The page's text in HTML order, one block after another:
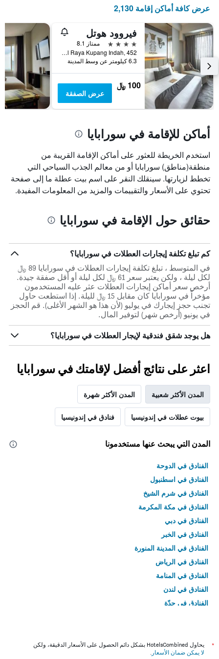
الذي
أيام
الأسبوع.
يتضمن
المخطط
التالي
1
محور
Y
الذي
سعر
غرفة
عرض كافة أماكن إقامة 2,130
فيروود هوتل
4 نجوم
ممتاز 8.1
Jl Raya Kupang Indah, 452, سورابايا, إندونيسيا
6.3 كيلومتر عن وسط المدينة
100 ﷼
عرض الصفقة
أماكن للإقامة في سورابايا
استخدم الخريطة للعثور على أماكن الإقامة القريبة من
منطقة(مناطق) سورابايا أو من معالم الجذب السياحي التي
تخطط لزيارتها. سينقلك النقر على اسم بيت عطلة ما إلى صفحة
تحتوي على الأسعار والتقييمات والمزيد من المعلومات المفيدة.
حقائق حول الإقامة في سورابايا
كم تبلغ تكلفة إيجارات العطلات في سورابايا؟
في المتوسط ، تبلغ تكلفة إيجارات العطلات في سورابايا 89 ﷼
لكل ليلة ، ولكن يعتبر سعر 61 ﷼ لكل ليلة أو أقل صفقة جيدة.
أرخص سعر أماكن إيجارات العطلات عثر عليه المستخدمون
مؤخراً في سورابايا كان مقابل 15 ﷼ لليلة. إذا استطعت حاول
تجنب حجز إيجارك في يوليو (لأن هذا هو الشهر الأغلى). قم الحجز
في يونيو (أرخص شهر) لتوفير المال.
هل يوجد شقق فندقية لإيجار العطلات في سورابايا؟
اعثر على نتائج أفضل لإقامتك في سورابايا
المدن الأكثر شعبية المدن الأكثر شهرة
بيوت عطلات في إندونيسيا فنادق في إندونيسيا
المدن التي يبحث عنها مستخدمونا
الفنادق في الدوحة
الفنادق في اسطنبول
الفنادق في شرم الشيخ
الفنادق في مكة المكرمة
الفنادق في دبي
الفنادق في الخبر
الفنادق في المدينة المنورة
الفنادق في الرياض
الفنادق في المنامة
الفنادق في لندن
الفنادق في جدّة
*
يحاول HotelsCombined بشكل دائم الحصول على الأسعار الدقيقة، ولكن
لا يمكن ضمان الأسعار .